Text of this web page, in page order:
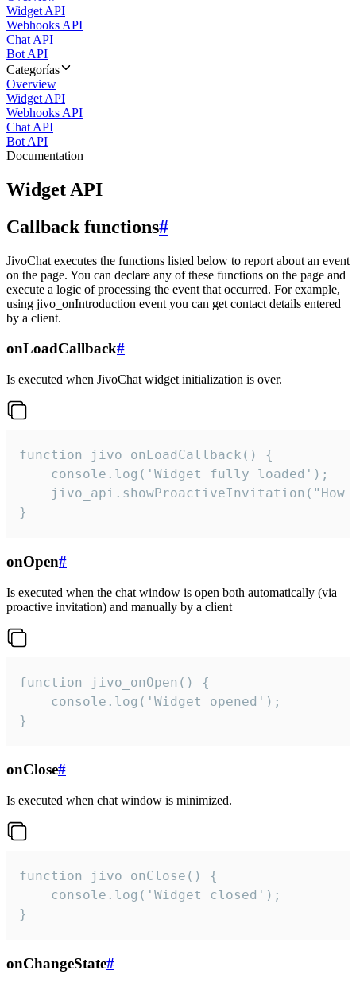
Widget API
Webhooks API
Chat API
Bot API
Categorías
Overview
Widget API
Webhooks API
Chat API
Bot API
Documentation
Widget API
Callback functions#
JivoChat executes the functions listed below to report about an event
on the page. You can declare any of these functions on the page and
execute a logic of processing the event that occurred. For example,
using jivo_onIntroduction event you can get contact details entered
by a client.
onLoadCallback#
Is executed when JivoChat widget initialization is over.
function jivo_onLoadCallback() {
    console.log('Widget fully loaded');
jivo_api.showProactiveInvitation("How
}
onOpen#
Is executed when the chat window is open both automatically (via
proactive invitation) and manually by a client
function jivo_onOpen() {
    console.log('Widget opened');
}
onClose#
Is executed when chat window is minimized.
function jivo_onClose() {
    console.log('Widget closed');
}
onChangeState#